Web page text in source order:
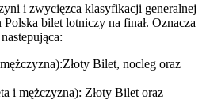
i zwycięzca klasyfikacji generalnej
bilet lotniczy na finał. Oznacza
Bilet, nocleg oraz
i mężczyzna): Złoty Bilet oraz